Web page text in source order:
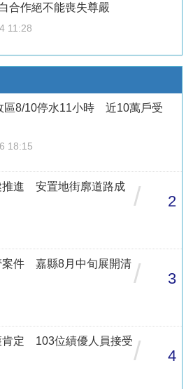
合作絕不能喪失尊嚴
11:28
區8/10停水11小時 近10萬戶受
18:15
推進 安置地街廓道路成
/ 2
案件 嘉縣8月中旬展開清 / 3
肯定 103位績優人員接受/ 4